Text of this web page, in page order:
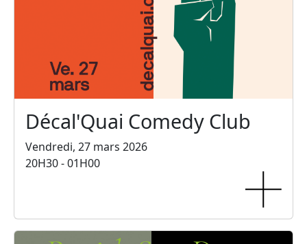
Décal'Quai Comedy Club
Vendredi, 27 mars 2026
20H30 - 01H00